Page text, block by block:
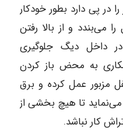
در پی دارد بطور خودکار
می‌بندد و از بالا رفتن
داخل دیگ جلوگیری
به محض باز کردن
مزبور عمل کرده و برق
می‌نماید تا هیچ بخشی از
کار نباشد.